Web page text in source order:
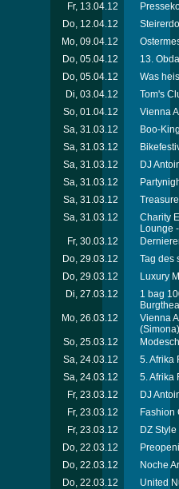
Fr, 13.04.12
Do, 12.04.12
Mo, 09.04.12
Do, 05.04.12
13.
Do, 05.04.12
Was
Di, 03.04.12
Tom's
So, 01.04.12
Vienna
Sa, 31.03.12
Boo-
Sa, 31.03.12
Sa, 31.03.12
DJ
Sa, 31.03.12
Sa, 31.03.12
Sa, 31.03.12
Charity
Lounge
Fr, 30.03.12
Do, 29.03.12
Tag des
Do, 29.03.12
Luxury
Di, 27.03.12
1 bag
Mo, 26.03.12
Vienna
(Simona)
So, 25.03.12
Sa, 24.03.12
5. Afrika
Sa, 24.03.12
5. Afrika
Fr, 23.03.12
DJ
Fr, 23.03.12
Fashion
Fr, 23.03.12
DZ
Do, 22.03.12
Do, 22.03.12
Noche
Do, 22.03.12
United